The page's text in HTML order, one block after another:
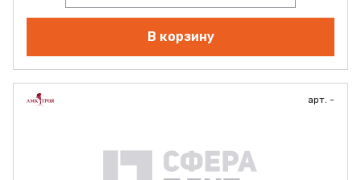
В корзину
арт. -